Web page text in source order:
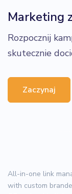
Marketing
Rozpocznij
skutecznie
Zaczynaj
All-in-one link
with custom